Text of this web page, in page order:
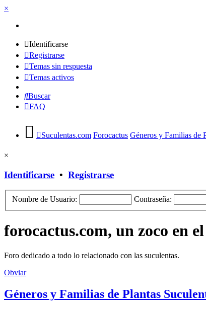
×
Identificarse
Registrarse
Temas sin respuesta
Temas activos
Buscar
FAQ
Suculentas.com Forocactus Géneros y Familias de
×
Identificarse • Registrarse
Nombre de Usuario: Contraseña:
forocactus.com, un zoco en
Foro dedicado a todo lo relacionado con las suculentas.
Obviar
Géneros y Familias de Plantas